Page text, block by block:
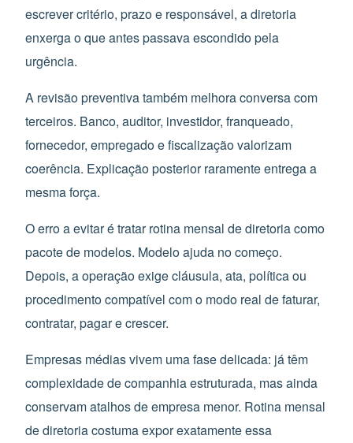
escrever critério, prazo e responsável, a diretoria
enxerga o que antes passava escondido pela
urgência.
A revisão preventiva também melhora conversa com
terceiros. Banco, auditor, investidor, franqueado,
fornecedor, empregado e fiscalização valorizam
coerência. Explicação posterior raramente entrega a
mesma força.
O erro a evitar é tratar rotina mensal de diretoria como
pacote de modelos. Modelo ajuda no começo.
Depois, a operação exige cláusula, ata, política ou
procedimento compatível com o modo real de faturar,
contratar, pagar e crescer.
Empresas médias vivem uma fase delicada: já têm
complexidade de companhia estruturada, mas ainda
conservam atalhos de empresa menor. Rotina mensal
de diretoria costuma expor exatamente essa